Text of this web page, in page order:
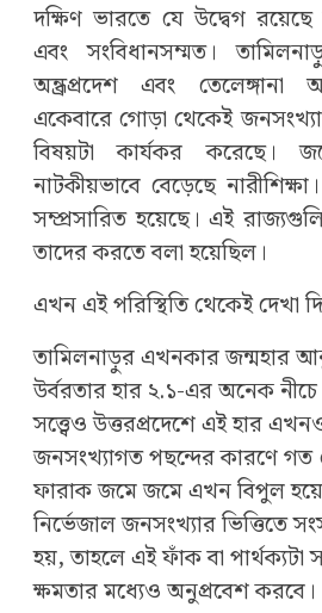
দক্ষিণ ভারতে যে উদ্বেগ রয়েছে
এবং সংবিধানসম্মত।
অন্ধ্রপ্রদেশ এবং তেলেঙ্গানা
একেবারে গোড়া থেকেই
বিষয়টা কার্যকর করেছে।
নাটকীয়ভাবে বেড়েছে নারীশিক্ষা।
সম্প্রসারিত হয়েছে। এই
তাদের করতে বলা হয়েছিল।
এখন এই পরিস্থিতি থেকেই দেখা
তামিলনাড়ুর এখনকার জন্মহার
উর্বরতার হার ২.১-এর অনেক
সত্ত্বেও উত্তরপ্রদেশে এই হার
জনসংখ্যাগত পছন্দের কারণে
ফারাক জমে জমে এখন বিপুল
নির্ভেজাল জনসংখ্যার ভিত্তিতে
হয়, তাহলে এই ফাঁক বা
ক্ষমতার মধ্যেও অনুপ্রবেশ করবে।